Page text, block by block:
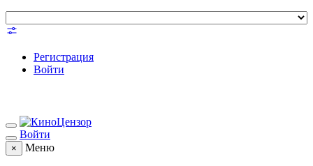
Регистрация
Войти
Войти
× Меню